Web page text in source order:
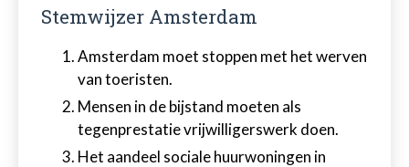
Stemwijzer Amsterdam
Amsterdam moet stoppen met het werven
van toeristen.
Mensen in de bijstand moeten als
tegenprestatie vrijwilligerswerk doen.
Het aandeel sociale huurwoningen in